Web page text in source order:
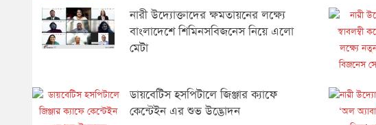
নারী উদ্যোক্তাদের ক্ষমতায়নের লক্ষ্যে
বাংলাদেশে শিমিনসবিজনেস নিয়ে এলো
মেটা
ডায়বেটিস হসপিটালে জিঞ্জার ক্যাফে
কেন্টেইন এর শুভ উদ্ভোদন